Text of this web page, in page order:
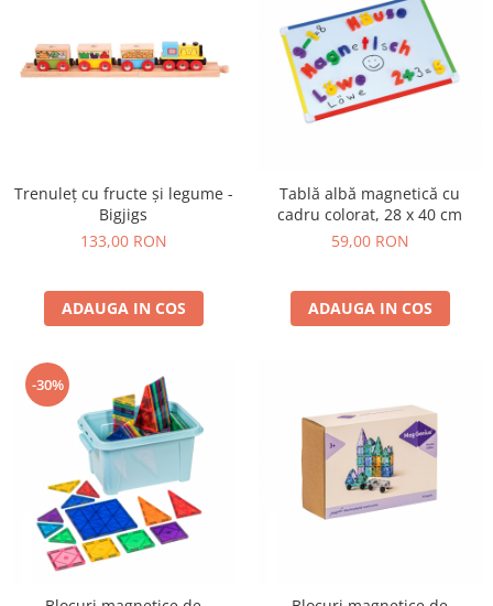
Trenuleț cu fructe și legume -
Bigjigs
133,00 RON
ADAUGA IN COS
Tablă albă magnetică cu
cadru colorat, 28 x 40 cm
59,00 RON
ADAUGA IN COS
-30%